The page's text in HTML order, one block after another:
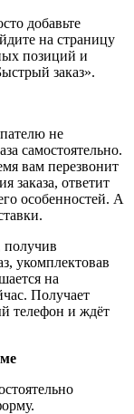
добавьте
на страницу
позиций и
заказ».
не
самостоятельно.
вам перезвонит
заказа, ответит
особенностей. А
получив
укомплектовав
на
Получает
телефон и ждёт